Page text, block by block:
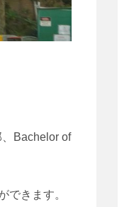
、Bachelor of
できます。